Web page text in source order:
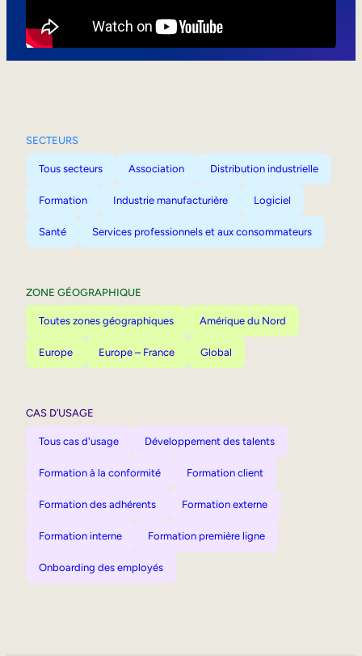
SECTEURS
Tous secteurs Association Distribution industrielle
Formation Industrie manufacturière Logiciel
Santé Services professionnels et aux consommateurs
ZONE GÉOGRAPHIQUE
Toutes zones géographiques Amérique du Nord
Europe Europe – France Global
CAS D’USAGE
Tous cas d'usage Développement des talents
Formation à la conformité Formation client
Formation des adhérents Formation externe
Formation interne Formation première ligne
Onboarding des employés